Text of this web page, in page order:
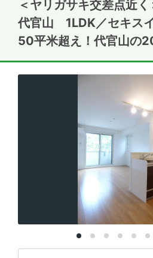
＜ヤリガサキ交差点近
代官山 1LDK／セキス
50平米超え！代官山の